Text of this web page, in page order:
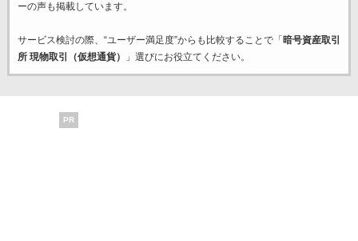
ーの声も掲載しています。
サービス検討の際、“ユーザー満足度”からも比較することで「 暗号資産取引
所 現物取引（仮想通貨）
」選びにお役立てください。
PR